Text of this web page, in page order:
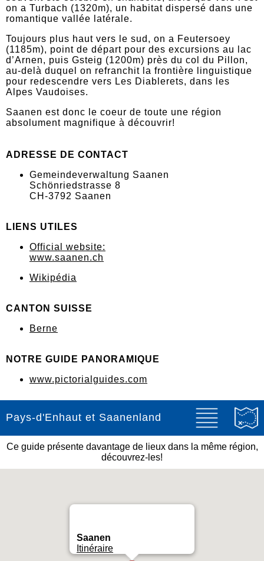
on a Turbach (1320m), un habitat dispersé dans une
romantique vallée latérale.
Toujours plus haut vers le sud, on a Feutersoey
(1185m), point de départ pour des excursions au lac
d’Arnen, puis Gsteig (1200m) près du col du Pillon,
au-delà duquel on refranchit la frontière linguistique
pour redescendre vers Les Diablerets, dans les
Alpes Vaudoises.
Saanen est donc le coeur de toute une région
absolument magnifique à découvrir!
ADRESSE DE CONTACT
Gemeindeverwaltung Saanen
Schönriedstrasse 8
CH-3792 Saanen
LIENS UTILES
Official website:
www.saanen.ch
Wikipédia
CANTON SUISSE
Berne
NOTRE GUIDE PANORAMIQUE
www.pictorialguides.com
Pays-d'Enhaut et Saanenland
Ce guide présente davantage de lieux dans la même région,
découvrez-les!
Saanen
Itinéraire